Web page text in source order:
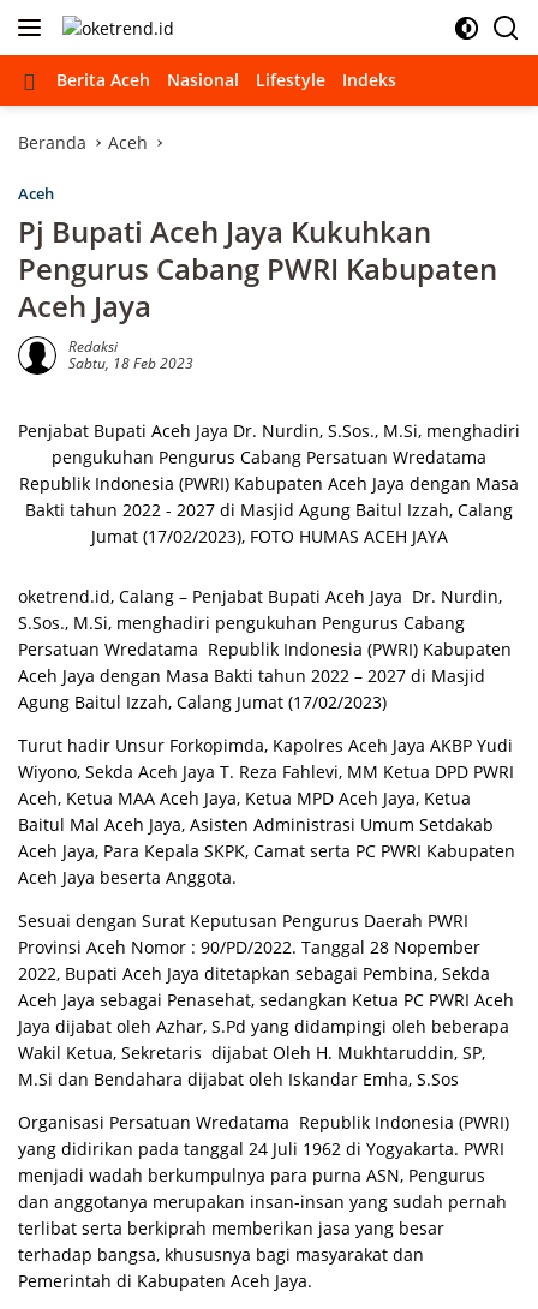
Langsung
Beranda
Berita Aceh Nasional Lifestyle Indeks
Beranda Aceh
Aceh
Pj Bupati Aceh Jaya Kukuhkan
Pengurus Cabang PWRI Kabupaten
Aceh Jaya
Redaksi
Sabtu, 18 Feb 2023
Penjabat Bupati Aceh Jaya Dr. Nurdin, S.Sos., M.Si, menghadiri
pengukuhan Pengurus Cabang Persatuan Wredatama
Republik Indonesia (PWRI) Kabupaten Aceh Jaya dengan Masa
Bakti tahun 2022 - 2027 di Masjid Agung Baitul Izzah, Calang
Jumat (17/02/2023), FOTO HUMAS ACEH JAYA
oketrend.id, Calang – Penjabat Bupati Aceh Jaya Dr. Nurdin,
S.Sos., M.Si, menghadiri pengukuhan Pengurus Cabang
Persatuan Wredatama Republik Indonesia (PWRI) Kabupaten
Aceh Jaya dengan Masa Bakti tahun 2022 – 2027 di Masjid
Agung Baitul Izzah, Calang Jumat (17/02/2023)
Turut hadir Unsur Forkopimda, Kapolres Aceh Jaya AKBP Yudi
Wiyono, Sekda Aceh Jaya T. Reza Fahlevi, MM Ketua DPD PWRI
Aceh, Ketua MAA Aceh Jaya, Ketua MPD Aceh Jaya, Ketua
Baitul Mal Aceh Jaya, Asisten Administrasi Umum Setdakab
Aceh Jaya, Para Kepala SKPK, Camat serta PC PWRI Kabupaten
Aceh Jaya beserta Anggota.
Sesuai dengan Surat Keputusan Pengurus Daerah PWRI
Provinsi Aceh Nomor : 90/PD/2022. Tanggal 28 Nopember
2022, Bupati Aceh Jaya ditetapkan sebagai Pembina, Sekda
Aceh Jaya sebagai Penasehat, sedangkan Ketua PC PWRI Aceh
Jaya dijabat oleh Azhar, S.Pd yang didampingi oleh beberapa
Wakil Ketua, Sekretaris dijabat Oleh H. Mukhtaruddin, SP,
M.Si dan Bendahara dijabat oleh Iskandar Emha, S.Sos
Organisasi Persatuan Wredatama Republik Indonesia (PWRI)
yang didirikan pada tanggal 24 Juli 1962 di Yogyakarta. PWRI
menjadi wadah berkumpulnya para purna ASN, Pengurus
dan anggotanya merupakan insan-insan yang sudah pernah
terlibat serta berkiprah memberikan jasa yang besar
terhadap bangsa, khususnya bagi masyarakat dan
Pemerintah di Kabupaten Aceh Jaya.